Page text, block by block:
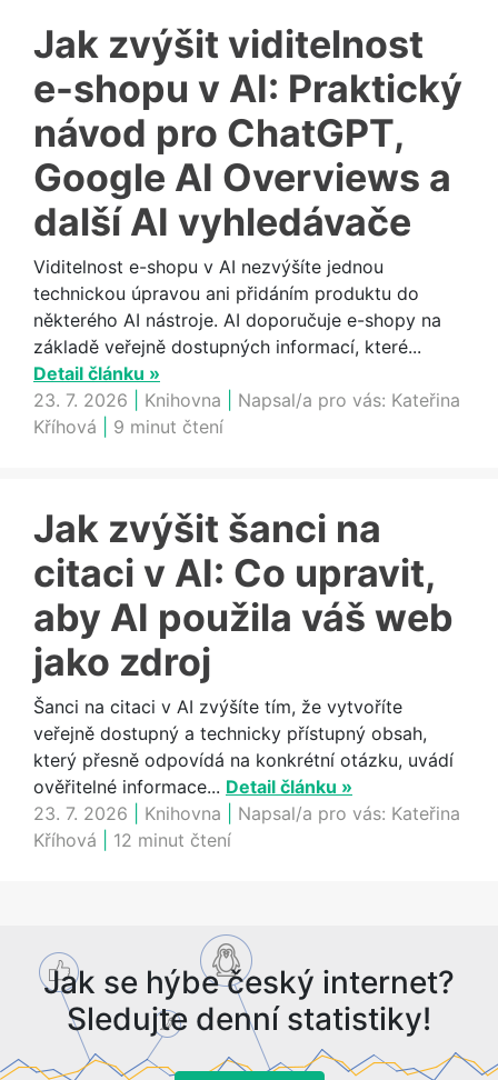
Jak zvýšit viditelnost
e-shopu v AI: Praktický
návod pro ChatGPT,
Google AI Overviews a
další AI vyhledávače
Viditelnost e-shopu v AI nezvýšíte jednou
technickou úpravou ani přidáním produktu do
některého AI nástroje. AI doporučuje e-shopy na
základě veřejně dostupných informací, které...
Detail článku »
23. 7. 2026
Knihovna Napsal/a pro vás: Kateřina
Kříhová
9 minut čtení
Jak zvýšit šanci na
citaci v AI: Co upravit,
aby AI použila váš web
jako zdroj
Šanci na citaci v AI zvýšíte tím, že vytvoříte
veřejně dostupný a technicky přístupný obsah,
který přesně odpovídá na konkrétní otázku, uvádí
ověřitelné informace... Detail článku »
23. 7. 2026
Knihovna Napsal/a pro vás: Kateřina
Kříhová
12 minut čtení
Jak se hýbe český internet?
Sledujte denní statistiky!